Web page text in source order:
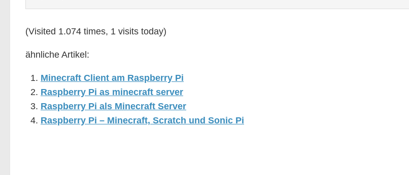
(Visited 1.074 times, 1 visits today)
ähnliche Artikel:
Minecraft Client am Raspberry Pi
Raspberry Pi as minecraft server
Raspberry Pi als Minecraft Server
Raspberry Pi – Minecraft, Scratch und Sonic Pi